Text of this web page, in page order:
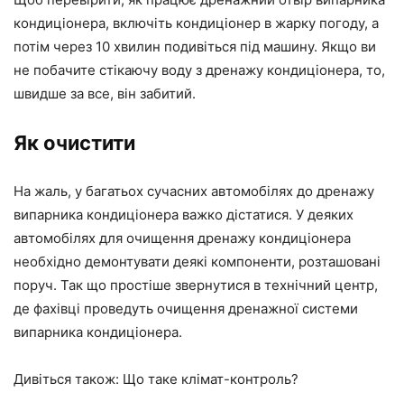
кондиціонера, включіть кондиціонер в жарку погоду, а
потім через 10 хвилин подивіться під машину. Якщо ви
не побачите стікаючу воду з дренажу кондиціонера, то,
швидше за все, він забитий.
Як очистити
На жаль, у багатьох сучасних автомобілях до дренажу
випарника кондиціонера важко дістатися. У деяких
автомобілях для очищення дренажу кондиціонера
необхідно демонтувати деякі компоненти, розташовані
поруч. Так що простіше звернутися в технічний центр,
де фахівці проведуть очищення дренажної системи
випарника кондиціонера.
Дивіться також: Що таке клімат-контроль?